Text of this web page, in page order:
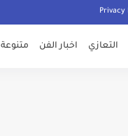
التعازي اخبار الفن متنوعة